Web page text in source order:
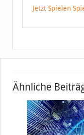
Jetzt Spielen
Ähnliche